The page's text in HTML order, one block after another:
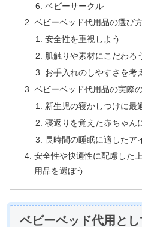
ベビーサークル
ベビーベッド代用品の選び
安全性を重視しよう
肌触りや素材にこだわろ
お手入れのしやすさを考
ベビーベッド代用品の実際
新生児の寝かしつけに最
寝返りを覚えた赤ちゃん
長時間の睡眠に適したア
安全性や快適性に配慮した
用品を選ぼう
ベビーベッド代用と